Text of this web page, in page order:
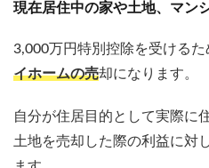
現在居住中の家や土地、マン
3,000万円特別控除を受けるた
イホームの売却になります。
自分が住居目的として実際に
土地を売却した際の利益に対